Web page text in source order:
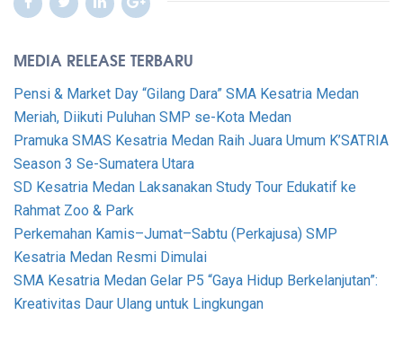
MEDIA RELEASE TERBARU
Pensi & Market Day “Gilang Dara” SMA Kesatria Medan
Meriah, Diikuti Puluhan SMP se-Kota Medan
Pramuka SMAS Kesatria Medan Raih Juara Umum K’SATRIA
Season 3 Se-Sumatera Utara
SD Kesatria Medan Laksanakan Study Tour Edukatif ke
Rahmat Zoo & Park
Perkemahan Kamis–Jumat–Sabtu (Perkajusa) SMP
Kesatria Medan Resmi Dimulai
SMA Kesatria Medan Gelar P5 “Gaya Hidup Berkelanjutan”:
Kreativitas Daur Ulang untuk Lingkungan